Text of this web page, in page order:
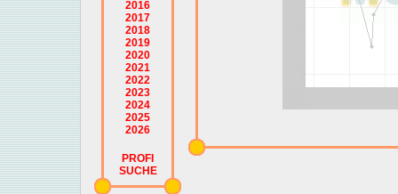
2016
2017
2018
2019
2020
2021
2022
2023
2024
2025
2026
PROFI
SUCHE